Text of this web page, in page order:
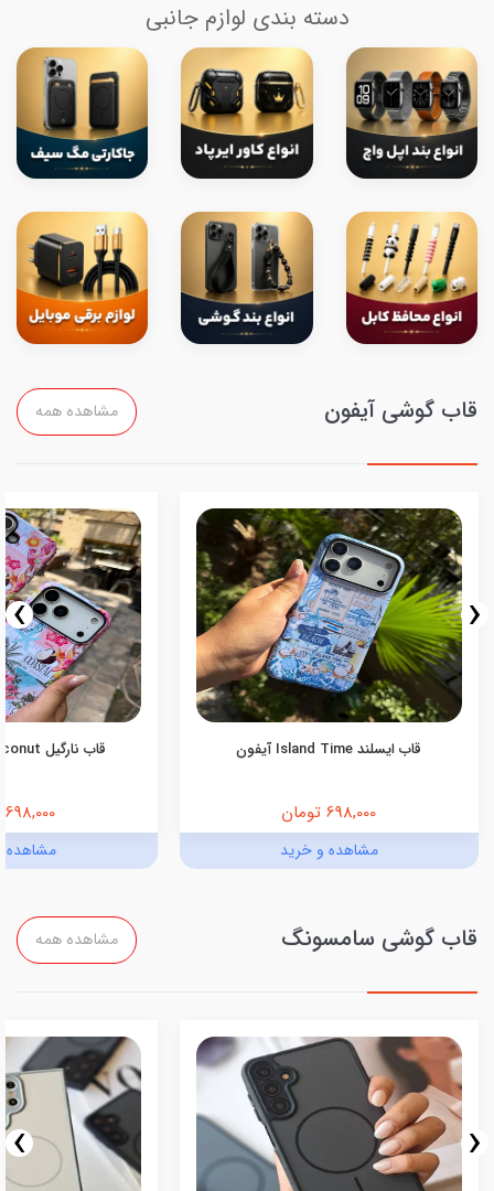
دسته بندی لوازم جانبی
قاب گوشی آیفون مشاهده همه
قاب ایسلند Island Time آیفون
698,000 تومان
مشاهده و خرید
قاب نارگیل Pink Coconut آیفون
698,000 تومان
مشاهده
‹
›
قاب گوشی سامسونگ مشاهده همه
‹
›